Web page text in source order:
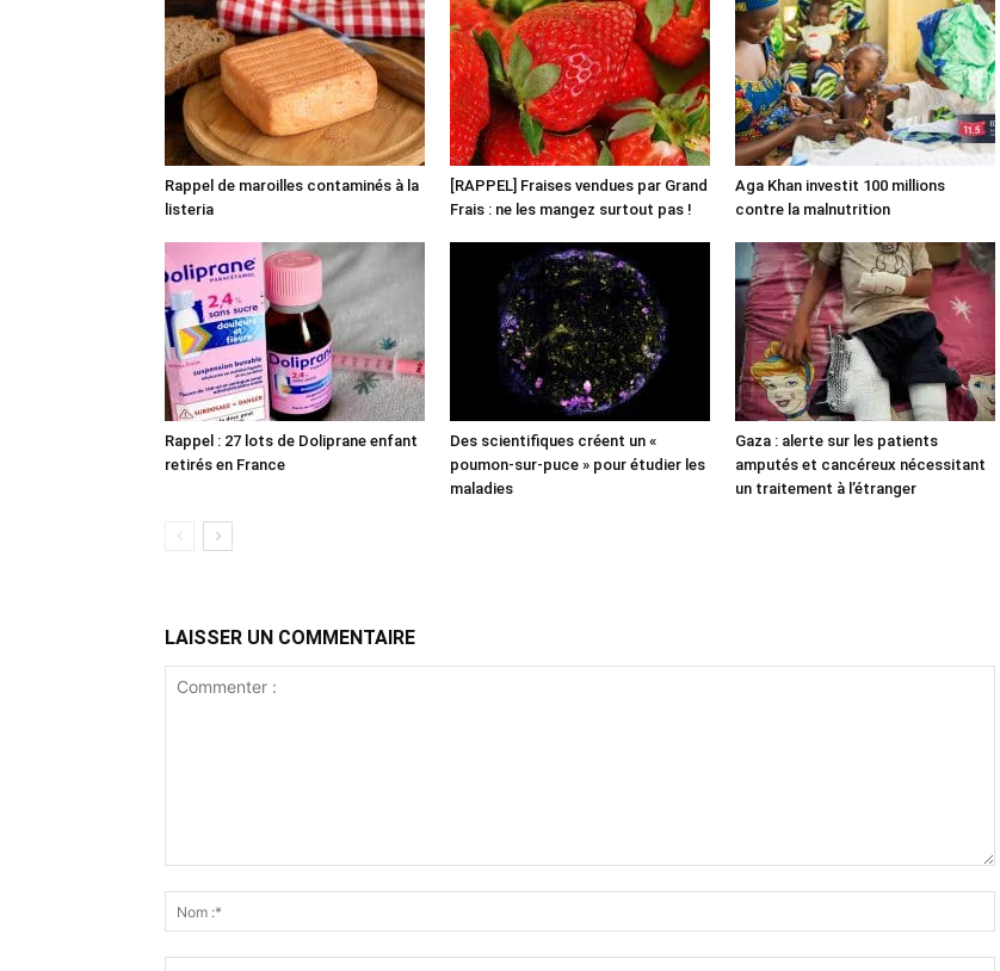
Rappel de maroilles contaminés à la
listeria
[RAPPEL] Fraises vendues par Grand
Frais : ne les mangez surtout pas !
Aga Khan investit 100 millions
contre la malnutrition
Rappel : 27 lots de Doliprane enfant
retirés en France
Des scientifiques créent un «
poumon-sur-puce » pour étudier les
maladies
Gaza : alerte sur les patients
amputés et cancéreux nécessitant
un traitement à l’étranger
LAISSER UN COMMENTAIRE